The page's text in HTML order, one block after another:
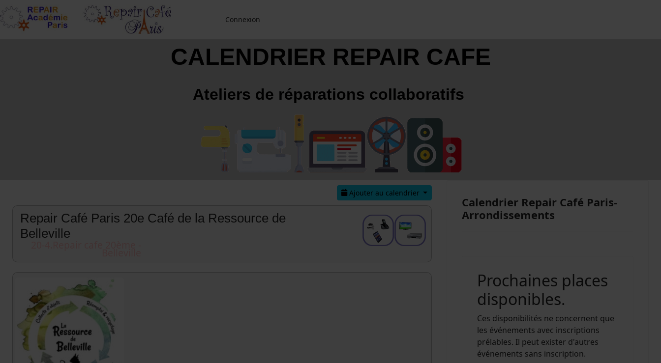
Connexion
CALENDRIER REPAIR CAFE
Ateliers de réparations collaboratifs
Ajouter au calendrier
Repair Café Paris 20e Café de la Ressource de
Belleville
Calendrier Repair Café Paris-
Arrondissements
Prochaines places
disponibles.
Ces disponibilités ne concernent que
les événements avec inscriptions
prélables. Il peut exister d'autres
événements sans inscription.